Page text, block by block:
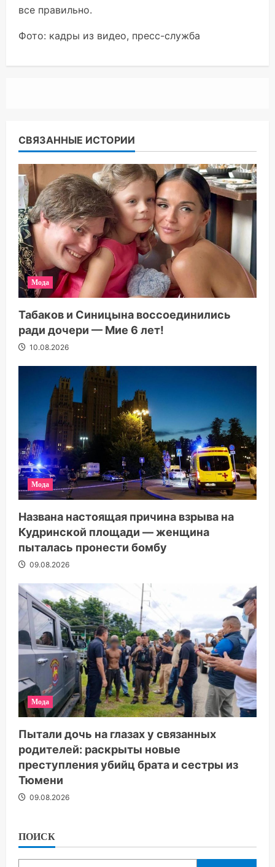
все правильно.
Фото: кадры из видео, пресс-служба
СВЯЗАННЫЕ ИСТОРИИ
Мода
Табаков и Синицына воссоединились
ради дочери — Мие 6 лет!
10.08.2026
Мода
Названа настоящая причина взрыва на
Кудринской площади — женщина
пыталась пронести бомбу
09.08.2026
Мода
Пытали дочь на глазах у связанных
родителей: раскрыты новые
преступления убийц брата и сестры из
Тюмени
09.08.2026
ПОИСК